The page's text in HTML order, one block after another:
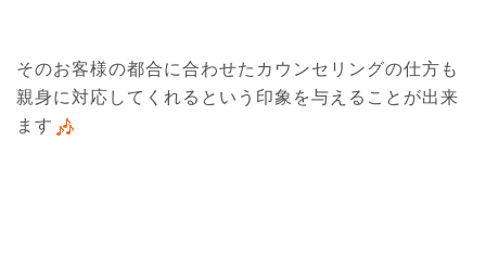
そのお客様の都合に合わせたカウンセリングの仕方も
親身に対応してくれるという印象を与えることが出来
ます